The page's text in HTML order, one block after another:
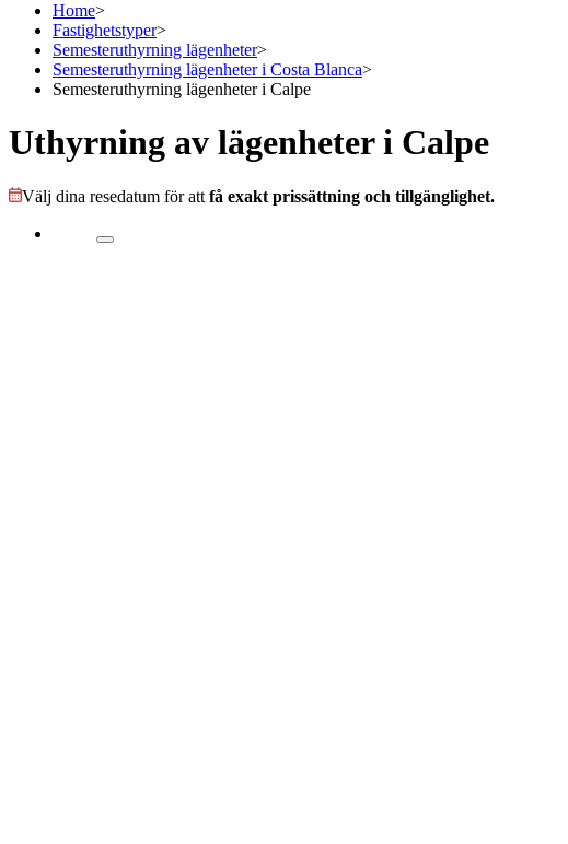
Home>
Fastighetstyper>
Semesteruthyrning lägenheter>
Semesteruthyrning lägenheter i Costa Blanca>
Semesteruthyrning lägenheter i Calpe
Uthyrning av lägenheter i Calpe
Välj dina resedatum för att få exakt prissättning och tillgänglighet.